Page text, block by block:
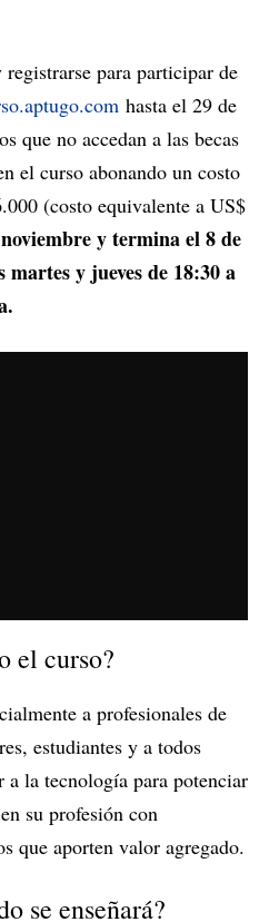
registrarse para participar de
hasta el 29 de
que no accedan a las becas
el curso abonando un costo
(costo equivalente a US$
y termina el 8 de
y jueves de 18:30 a
el curso?
a profesionales de
estudiantes y a todos
a la tecnología para potenciar
su profesión con
que aporten valor agregado.
se enseñará?